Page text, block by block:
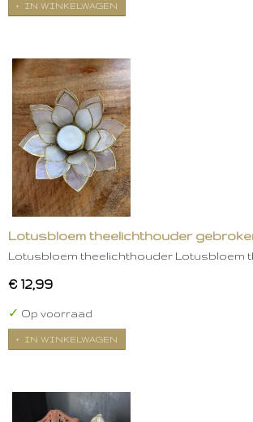
IN WINKELWAGEN
Lotusbloem theelichthouder
Lotusbloem theelichthouder Lotusbloem
€ 12,99
✓ Op voorraad
IN WINKELWAGEN